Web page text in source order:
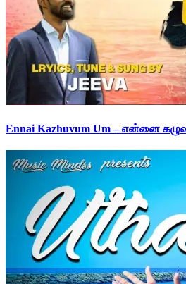
Ennai Kazhuvum Um – என்னை